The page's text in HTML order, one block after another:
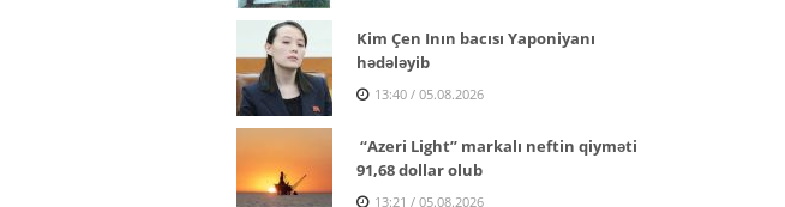
Kim Çen Inın bacısı Yaponiyanı
hədələyib
13:40 / 05.08.2026
“Azeri Light” markalı neftin qiyməti
91,68 dollar olub
13:21 / 05.08.2026